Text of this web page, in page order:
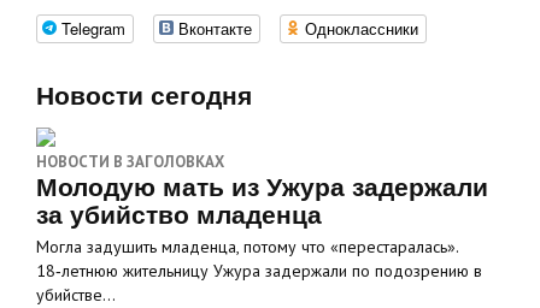
Telegram Вконтакте Одноклассники
Новости сегодня
НОВОСТИ В ЗАГОЛОВКАХ
Молодую мать из Ужура задержали
за убийство младенца
Могла задушить младенца, потому что «перестаралась».
18‑летнюю жительницу Ужура задержали по подозрению в
убийстве…